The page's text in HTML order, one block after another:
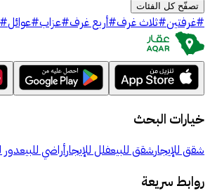
تصفّح كل الفئات
#غرفتين#ثلاث غرف#أربع غرف#عزاب#عوائل#
خيارات البحث
شقق للإيجارشقق للبيعفلل للإيجارأراضي للبيعدور
روابط سريعة